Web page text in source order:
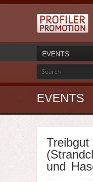
EVENTS
EVENTS
Treibgut
und